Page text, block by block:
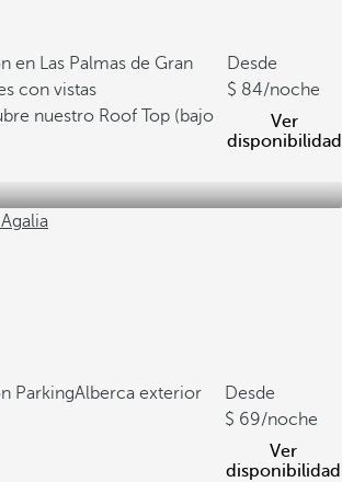
en Las Palmas de Gran
con vistas
nuestro Roof Top (bajo
Desde
84/noche
Ver
disponibilidad
ParkingAlberca exterior
Desde
69/noche
Ver
disponibilidad